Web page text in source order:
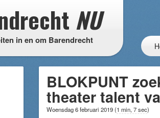
NU
in en om Barendrecht
BLOKPUNT
theater talent
Woensdag 6 februari 2019(1 min, 7 sec)